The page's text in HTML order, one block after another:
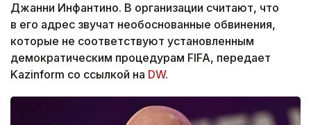
Джанни Инфантино. В организации считают, что
в его адрес звучат необоснованные обвинения,
которые не соответствуют установленным
демократическим процедурам FIFA, передает
Kazinform со ссылкой на DW.